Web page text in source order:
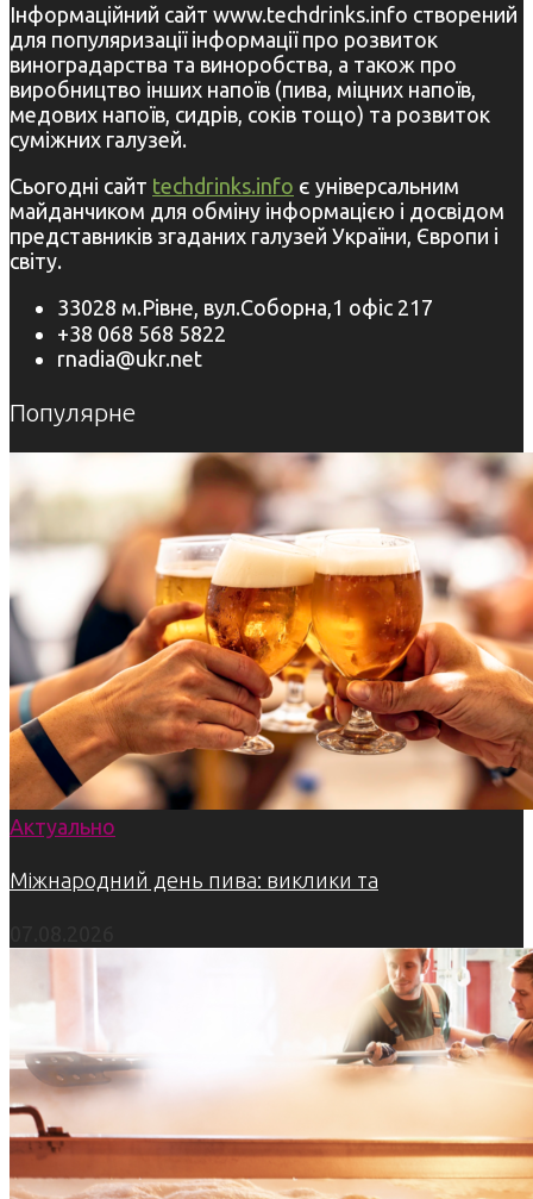
Інформаційний сайт www.techdrinks.info створений
для популяризації інформації про розвиток
виноградарства та виноробства, а також про
виробництво інших напоїв (пива, міцних напоїв,
медових напоїв, сидрів, соків тощо) та розвиток
суміжних галузей.
Сьогодні сайт techdrinks.info є універсальним
майданчиком для обміну інформацією і досвідом
представників згаданих галузей України, Європи і
світу.
33028 м.Рівне, вул.Соборна,1 офіс 217
+38 068 568 5822
rnadia@ukr.net
Популярне
Актуально
Міжнародний день пива: виклики та